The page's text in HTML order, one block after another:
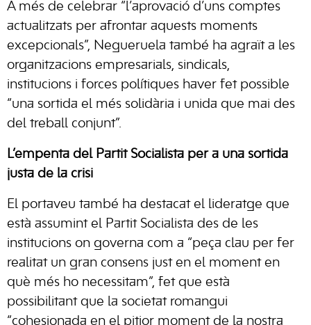
A més de celebrar “l’aprovació d’uns comptes
actualitzats per afrontar aquests moments
excepcionals”, Negueruela també ha agraït a les
organitzacions empresarials, sindicals,
institucions i forces polítiques haver fet possible
“una sortida el més solidària i unida que mai des
del treball conjunt”.
L’empenta del Partit Socialista per a una sortida
justa de la crisi
El portaveu també ha destacat el lideratge que
està assumint el Partit Socialista des de les
institucions on governa com a “peça clau per fer
realitat un gran consens just en el moment en
què més ho necessitam”, fet que està
possibilitant que la societat romangui
“cohesionada en el pitjor moment de la nostra